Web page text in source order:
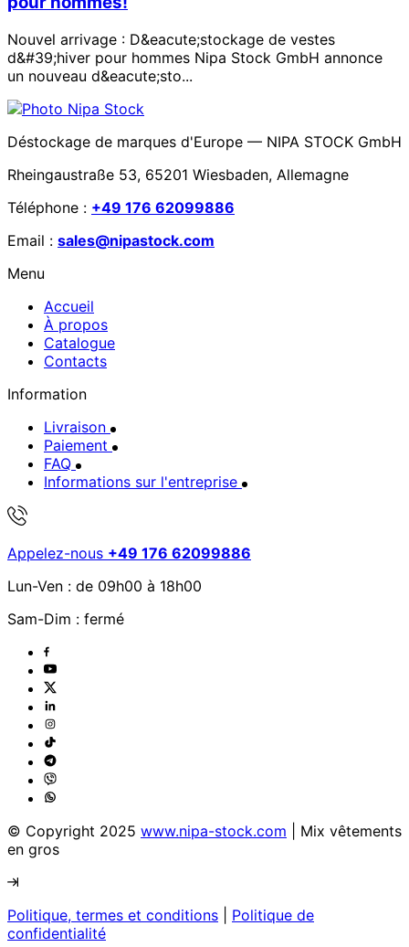
Nouvel arrivage : D&eacute;stockage de vestes
d&#39;hiver pour hommes Nipa Stock GmbH annonce
un nouveau d&eacute;sto...
Déstockage de marques d'Europe — NIPA STOCK GmbH
Rheingaustraße 53, 65201 Wiesbaden, Allemagne
Téléphone : +49 176 62099886
Email : sales@nipastock.com
Menu
Accueil
À propos
Catalogue
Contacts
Information
Livraison
Paiement
FAQ
Informations sur l'entreprise
Appelez-nous +49 176 62099886
Lun-Ven : de 09h00 à 18h00
Sam-Dim : fermé
© Copyright 2025 www.nipa-stock.com | Mix vêtements
en gros
Politique, termes et conditions
Politique de
confidentialité